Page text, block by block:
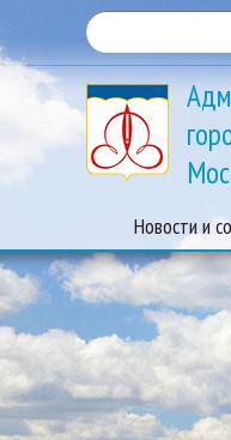
Новости и